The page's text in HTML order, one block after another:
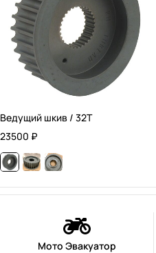
Ведущий шкив / 32T
23500 ₽
Мото Эвакуатор